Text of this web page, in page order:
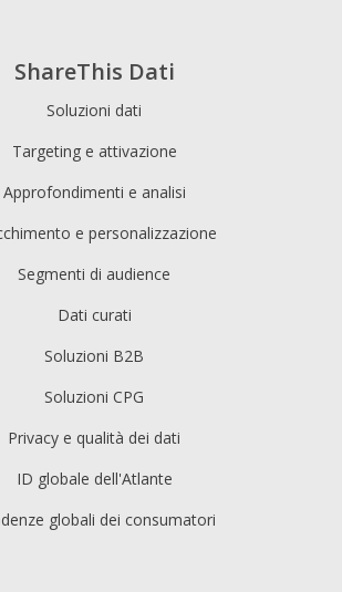
ShareThis Dati
Soluzioni dati
Targeting e attivazione
Approfondimenti e analisi
e personalizzazione
Segmenti di audience
Dati curati
Soluzioni B2B
Soluzioni CPG
Privacy e qualità dei dati
ID globale dell'Atlante
globali dei consumatori